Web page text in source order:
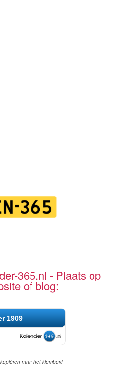
365.nl - Plaats op
of blog:
1909
naar het klembord